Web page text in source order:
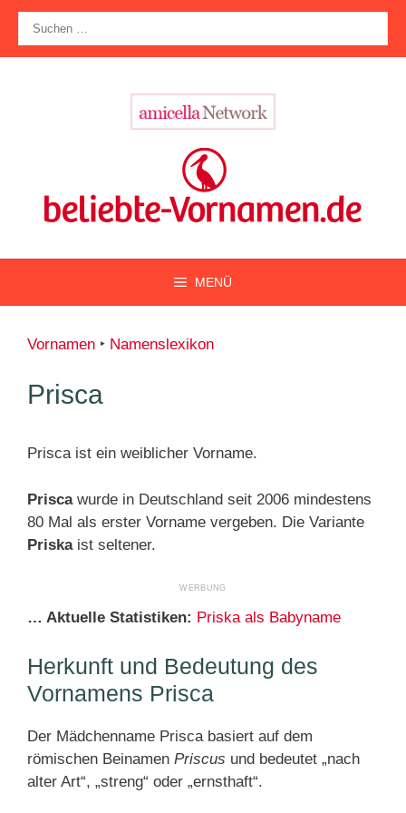
Zum
Inhalt
springen
nach:
MENÜ
Vornamen ‣ Namenslexikon
Prisca
Prisca ist ein weiblicher Vorname.
Priscawurde in Deutschland seit 2006 mindestens
80 Mal als erster Vorname vergeben. Die Variante
Priskaist seltener.
… Aktuelle Statistiken: Priska als Babyname
Herkunft und Bedeutung des
Vornamens Prisca
Der Mädchenname Prisca basiert auf dem
römischen Beinamen Priscus und bedeutet „nach
alter Art“, „streng“ oder „ernsthaft“.